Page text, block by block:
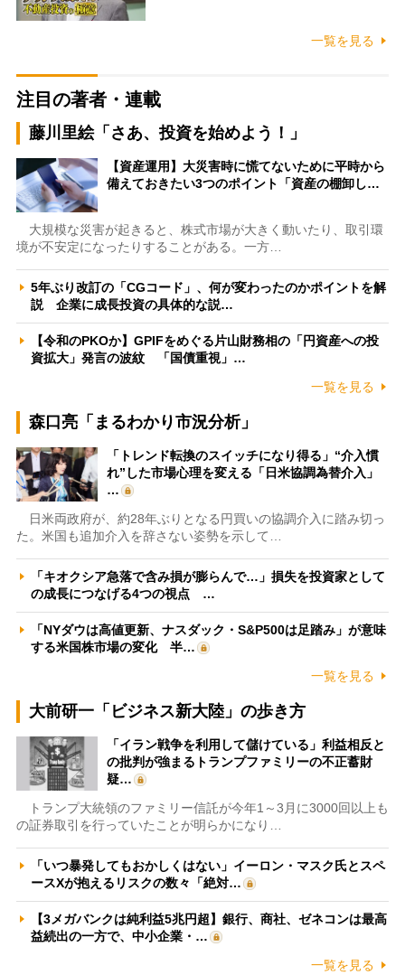
一覧を見る
注目の著者・連載
藤川里絵「さあ、投資を始めよう！」
【資産運用】大災害時に慌てないために平時から
備えておきたい3つのポイント「資産の棚卸し…
大規模な災害が起きると、株式市場が大きく動いたり、取引環
境が不安定になったりすることがある。一方…
5年ぶり改訂の「CGコード」、何が変わったのかポイントを解
説 企業に成長投資の具体的な説…
【令和のPKOか】GPIFをめぐる片山財務相の「円資産への投
資拡大」発言の波紋 「国債重視」…
一覧を見る
森口亮「まるわかり市況分析」
「トレンド転換のスイッチになり得る」“介入慣
れ”した市場心理を変える「日米協調為替介入」
…
日米両政府が、約28年ぶりとなる円買いの協調介入に踏み切っ
た。米国も追加介入を辞さない姿勢を示して…
「キオクシア急落で含み損が膨らんで…」損失を投資家として
の成長につなげる4つの視点 …
「NYダウは高値更新、ナスダック・S&P500は足踏み」が意味
する米国株市場の変化 半…
一覧を見る
大前研一「ビジネス新大陸」の歩き方
「イラン戦争を利用して儲けている」利益相反と
の批判が強まるトランプファミリーの不正蓄財
疑…
トランプ大統領のファミリー信託が今年1～3月に3000回以上も
の証券取引を行っていたことが明らかになり…
「いつ暴発してもおかしくはない」イーロン・マスク氏とスペ
ースXが抱えるリスクの数々「絶対…
【3メガバンクは純利益5兆円超】銀行、商社、ゼネコンは最高
益続出の一方で、中小企業・…
一覧を見る